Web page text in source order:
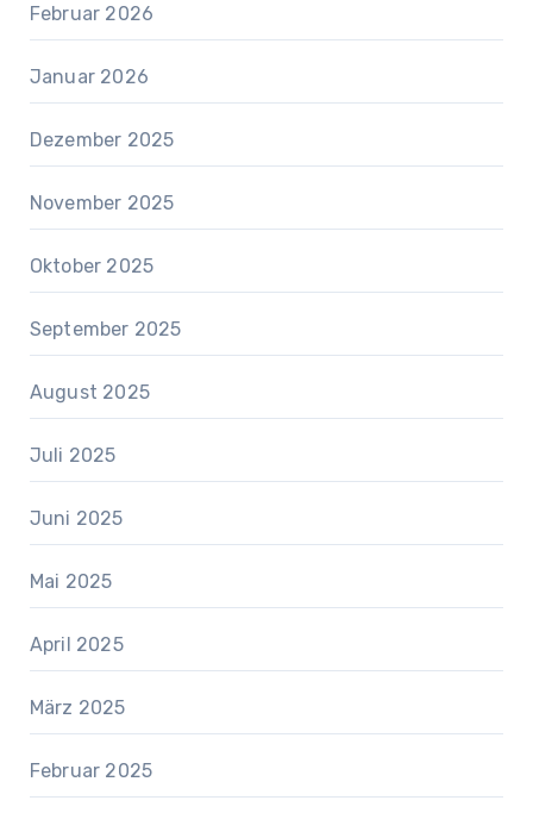
Februar 2026
Januar 2026
Dezember 2025
November 2025
Oktober 2025
September 2025
August 2025
Juli 2025
Juni 2025
Mai 2025
April 2025
März 2025
Februar 2025